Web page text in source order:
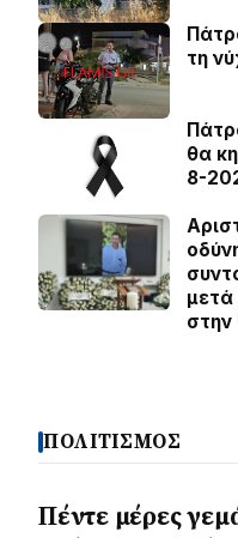
τη
θα
8-
μετά
ΠΟΛΙΤΙΣΜΟΣ
Πέντε μέρες